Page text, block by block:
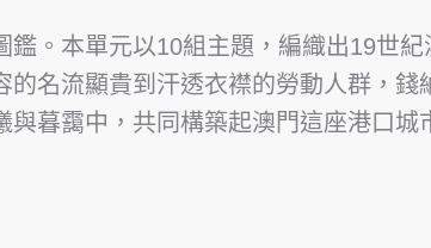
鑑。本單元以10組主題，編織出19世
名流顯貴到汗透衣襟的勞動人群，錢
暮靄中，共同構築起澳門這座港口城